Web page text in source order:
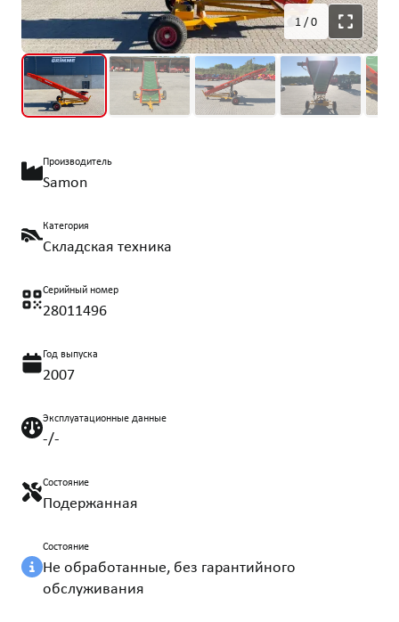
1/0
Производитель
Samon
Категория
Складская техника
Серийный номер
28011496
Год выпуска
2007
Эксплуатационные данные
-/-
Состояние
Подержанная
Состояние
Не обработанные, без гарантийного
обслуживания